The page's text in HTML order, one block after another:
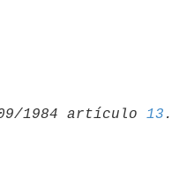
1984 artículo 13